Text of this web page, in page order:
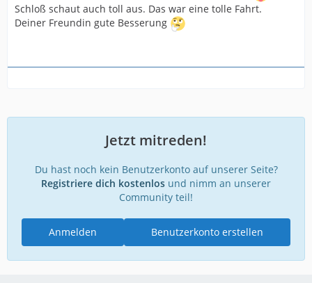
Schloß schaut auch toll aus. Das war eine tolle Fahrt.
Deiner Freundin gute Besserung
Jetzt mitreden!
Du hast noch kein Benutzerkonto auf unserer Seite?
Registriere dich kostenlos und nimm an unserer
Community teil!
Benutzerkonto erstellen
Anmelden